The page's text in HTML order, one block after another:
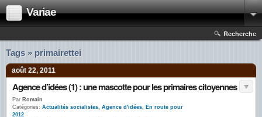
Variae
Recherche
Tags » primairettei
août 22, 2011
Agence d’idées (1) : une mascotte pour les primaires citoyennes
Par Romain
Catégories: Actualités socialistes, Agence d'idées, En route pour
2012